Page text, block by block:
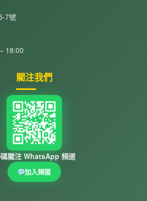
7號
18:00
關注我們
關注 WhatsApp 頻道
加入頻道